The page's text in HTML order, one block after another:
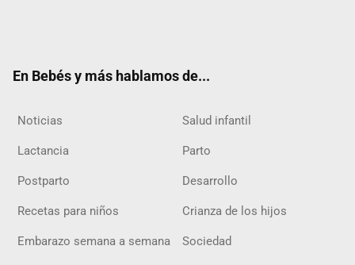
En Bebés y más hablamos de...
Noticias Salud infantil
Lactancia Parto
Postparto Desarrollo
Recetas para niños Crianza de los hijos
Embarazo semana a semana Sociedad